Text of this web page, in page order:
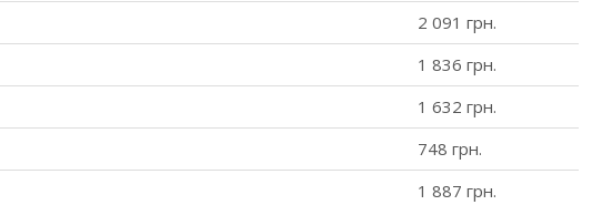
2 091 грн.
1 836 грн.
1 632 грн.
748 грн.
1 887 грн.